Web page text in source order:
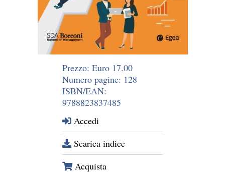
Prezzo: Euro 17.00
Numero pagine: 128
ISBN/EAN:
9788823837485
Accedi
Scarica indice
Acquista